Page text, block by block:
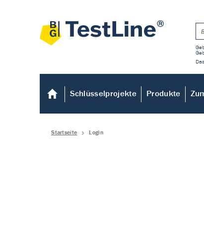
Schlüsselprojekte Produkte
Startseite Login